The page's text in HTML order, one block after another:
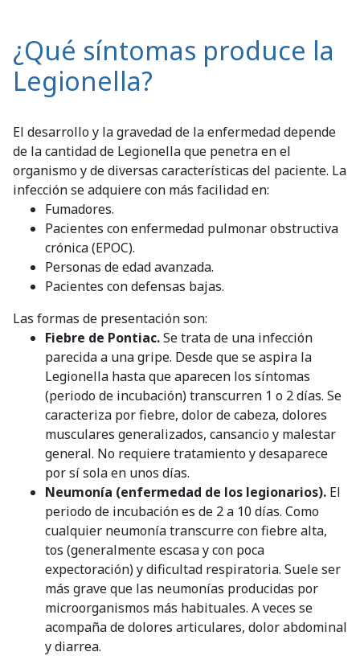
¿Qué síntomas produce la
Legionella?
El desarrollo y la gravedad de la enfermedad depende
de la cantidad de Legionella que penetra en el
organismo y de diversas características del paciente. La
infección se adquiere con más facilidad en:
Fumadores.
Pacientes con enfermedad pulmonar obstructiva
crónica (EPOC).
Personas de edad avanzada.
Pacientes con defensas bajas.
Las formas de presentación son:
Fiebre de Pontiac.Se trata de una infección
parecida a una gripe. Desde que se aspira la
Legionella hasta que aparecen los síntomas
(periodo de incubación) transcurren 1 o 2 días. Se
caracteriza por fiebre, dolor de cabeza, dolores
musculares generalizados, cansancio y malestar
general. No requiere tratamiento y desaparece
por sí sola en unos días.
Neumonía (enfermedad de los legionarios). El
periodo de incubación es de 2 a 10 días. Como
cualquier neumonía transcurre con fiebre alta,
tos (generalmente escasa y con poca
expectoración) y dificultad respiratoria. Suele ser
más grave que las neumonías producidas por
microorganismos más habituales. A veces se
acompaña de dolores articulares, dolor abdominal
y diarrea.